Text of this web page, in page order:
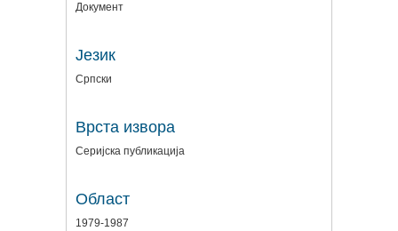
Документ
Језик
Српски
Врста извора
Серијска публикација
Област
1979-1987